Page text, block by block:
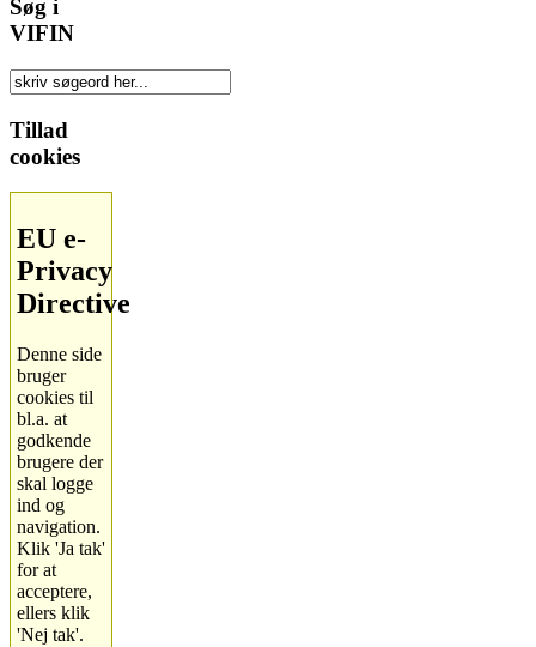
Søg i
VIFIN
Tillad
cookies
EU e-
Privacy
Directive
Denne side
bruger
cookies til
bl.a. at
godkende
brugere der
skal logge
ind og
navigation.
Klik 'Ja tak'
for at
acceptere,
ellers klik
'Nej tak'.